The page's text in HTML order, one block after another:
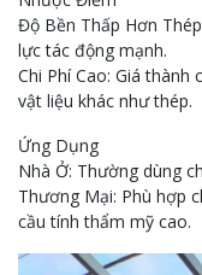
Độ Bền Thấp Hơn
lực tác động mạnh.
Chi Phí Cao: Giá
vật liệu khác như thép.
Ứng Dụng
Nhà Ở: Thường dùng
Thương Mại: Phù hợp
cầu tính thẩm mỹ cao.